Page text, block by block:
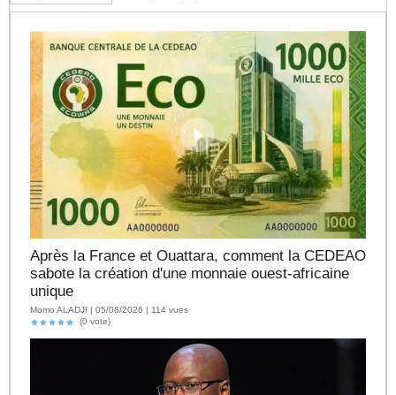
Après la France et Ouattara, comment la CEDEAO
sabote la création d'une monnaie ouest-africaine
unique
Momo ALADJI | 05/08/2026 | 114 vues
(0 vote)